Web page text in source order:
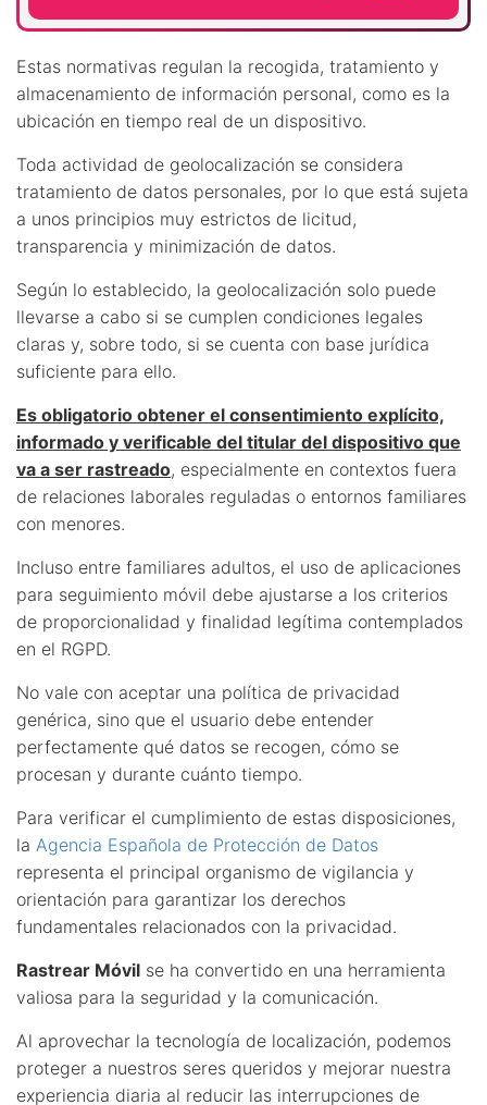
Estas normativas regulan la recogida, tratamiento y
almacenamiento de información personal, como es la
ubicación en tiempo real de un dispositivo.
Toda actividad de geolocalización se considera
tratamiento de datos personales, por lo que está sujeta
a unos principios muy estrictos de licitud,
transparencia y minimización de datos.
Según lo establecido, la geolocalización solo puede
llevarse a cabo si se cumplen condiciones legales
claras y, sobre todo, si se cuenta con base jurídica
suficiente para ello.
Es obligatorio obtener el consentimiento explícito,
informado y verificable del titular del dispositivo que
va a ser rastreado, especialmente en contextos fuera
de relaciones laborales reguladas o entornos familiares
con menores.
Incluso entre familiares adultos, el uso de aplicaciones
para seguimiento móvil debe ajustarse a los criterios
de proporcionalidad y finalidad legítima contemplados
en el RGPD.
No vale con aceptar una política de privacidad
genérica, sino que el usuario debe entender
perfectamente qué datos se recogen, cómo se
procesan y durante cuánto tiempo.
Para verificar el cumplimiento de estas disposiciones,
la Agencia Española de Protección de Datos
representa el principal organismo de vigilancia y
orientación para garantizar los derechos
fundamentales relacionados con la privacidad.
Rastrear Móvil se ha convertido en una herramienta
valiosa para la seguridad y la comunicación.
Al aprovechar la tecnología de localización, podemos
proteger a nuestros seres queridos y mejorar nuestra
experiencia diaria al reducir las interrupciones de